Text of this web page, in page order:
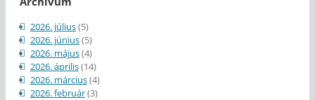
2026. július(5)
2026. június(5)
2026. május(4)
2026. április(14)
2026. március(4)
2026. február(3)